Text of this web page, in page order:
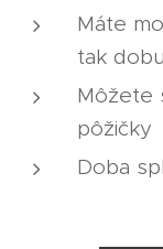
Máte
tak
Môžete
pôžičky
Doba